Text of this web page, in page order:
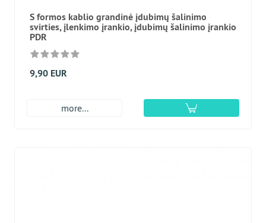
S formos kablio grandinė įdubimų šalinimo
svirties, įlenkimo įrankio, įdubimų šalinimo įrankio
PDR
9,90 EUR
more...